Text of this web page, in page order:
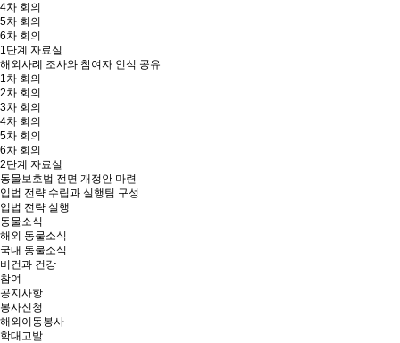
4차 회의
5차 회의
6차 회의
1단계 자료실
해외사례 조사와 참여자 인식 공유
1차 회의
2차 회의
3차 회의
4차 회의
5차 회의
6차 회의
2단계 자료실
동물보호법 전면 개정안 마련
입법 전략 수립과 실행팀 구성
입법 전략 실행
동물소식
해외 동물소식
국내 동물소식
비건과 건강
참여
공지사항
봉사신청
해외이동봉사
학대고발